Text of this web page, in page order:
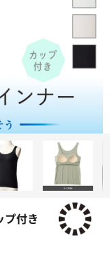
プ付き